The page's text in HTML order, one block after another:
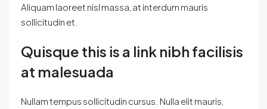
Aliquam laoreet nisl massa, at interdum mauris
sollicitudin et.
Quisque this is a link nibh facilisis
at malesuada
Nullam tempus sollicitudin cursus. Nulla elit mauris,